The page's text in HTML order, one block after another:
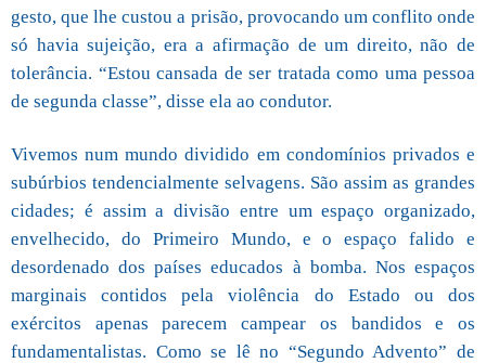
gesto, que lhe custou a prisão, provocando um conflito onde
só havia sujeição, era a afirmação de um direito, não de
tolerância. “Estou cansada de ser tratada como uma pessoa
de segunda classe”, disse ela ao condutor.
Vivemos num mundo dividido em condomínios privados e
subúrbios tendencialmente selvagens. São assim as grandes
cidades; é assim a divisão entre um espaço organizado,
envelhecido, do Primeiro Mundo, e o espaço falido e
desordenado dos países educados à bomba. Nos espaços
marginais contidos pela violência do Estado ou dos
exércitos apenas parecem campear os bandidos e os
fundamentalistas. Como se lê no “Segundo Advento” de